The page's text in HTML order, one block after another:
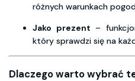
różnych warunkach
Jako prezent –
który sprawdzi się na
Dlaczego warto wybrać